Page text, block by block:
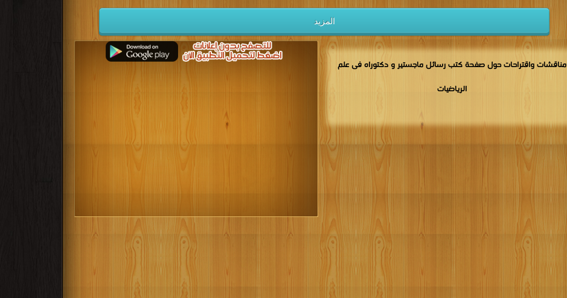
المزيد
مناقشات واقتراحات حول صفحة كتب رسائل ماجستير و دكتوراه فى علم
الرياضيات